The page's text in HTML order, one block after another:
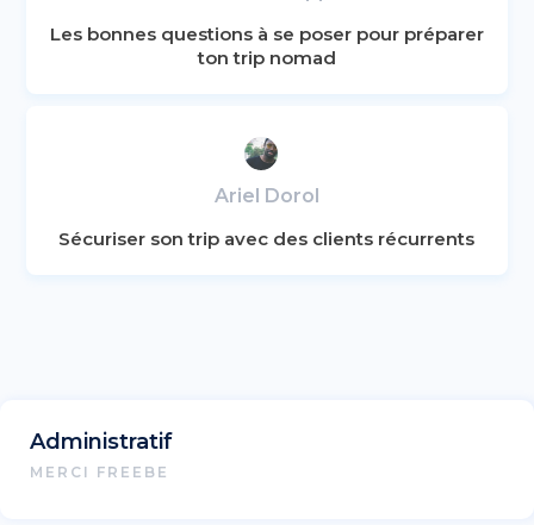
Les bonnes questions à se poser pour préparer
ton trip nomad
Ariel Dorol
Sécuriser son trip avec des clients récurrents
Administratif
MERCI FREEBE